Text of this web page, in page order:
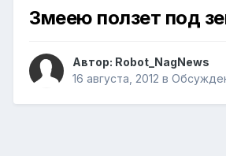
Змеею ползет под
Автор: Robot_NagNews
16 августа, 2012 в